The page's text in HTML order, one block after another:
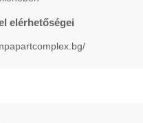
elérhetőségei